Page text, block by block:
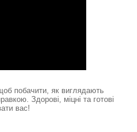
побачити, як виглядають
Здорові, міцні та готові
вас!